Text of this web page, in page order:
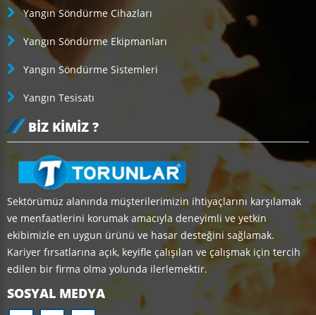
Yangın Söndürme Cihazları
Yangın Söndürme Ekipmanları
Yangın Söndürme Sistemleri
Yangın Tesisatı
BIZ KIMIZ ?
Sektörümüz alanında müşterilerimizin ihtiyaçlarını karşılamak
ve menfaatlerini korumak amacıyla deneyimli ve yetkin
ekibimizle en uygun ürünü ve hasar desteğini sağlamak.
Kariyer fırsatlarına açık, keyifle çalışılan ve çalışmak için tercih
edilen bir firma olma yolunda ilerlemektir.
SOSYAL MEDYA